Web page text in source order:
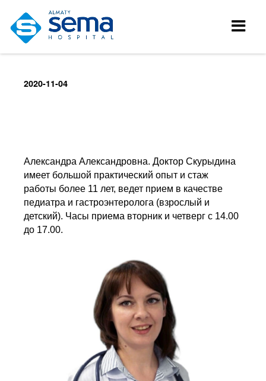
2020-11-04
Александра Александровна. Доктор Скурыдина
имеет большой практический опыт и стаж
работы более 11 лет, ведет прием в качестве
педиатра и гастроэнтеролога (взрослый и
детский). Часы приема вторник и четверг с 14.00
до 17.00.